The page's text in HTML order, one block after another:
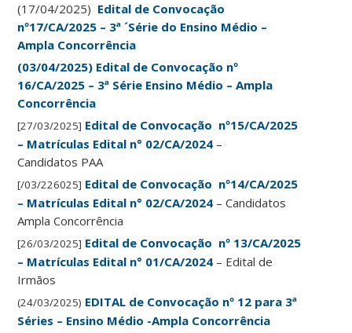
(17/04/2025) Edital de Convocação
nº17/CA/2025 – 3ª ´Série do Ensino Médio –
Ampla Concorrência
(03/04/2025) Edital de Convocação nº
16/CA/2025 – 3ª Série Ensino Médio – Ampla
Concorrência
[27/03/2025] Edital de Convocação nº15/CA/2025
– Matrículas Edital n° 02/CA/2024 –
Candidatos PAA
[/03/226025] Edital de Convocação nº14/CA/2025
– Matrículas Edital n° 02/CA/2024 – Candidatos
Ampla Concorrência
[26/03/2025] Edital de Convocação nº 13/CA/2025
– Matrículas Edital n° 01/CA/2024 – Edital de
Irmãos
(24/03/2025) EDITAL de Convocação nº 12 para 3ª
Séries – Ensino Médio -Ampla Concorrência